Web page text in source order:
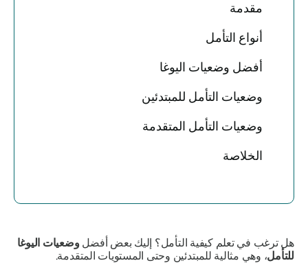
مقدمة
أنواع التأمل
أفضل وضعيات اليوغا
وضعيات التأمل للمبتدئين
وضعيات التأمل المتقدمة
الخلاصة
هل ترغب في تعلم كيفية التأمل؟ إليك بعض أفضل وضعيات اليوغا
للتأمل، وهي مثالية للمبتدئين وحتى المستويات المتقدمة.